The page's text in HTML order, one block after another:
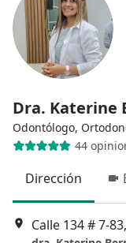
Dra. Katerine
Odontólogo,
44
Dirección
Calle 134 # 7-